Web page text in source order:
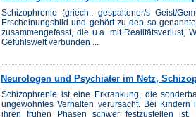
Schizophrenie (griech.: gespaltener/s Geist/
Erscheinungsbild und gehört zu den so
zusammengefasst, die u.a. mit Realitätsverlust,
Gefühlswelt verbunden ...
Neurologen und Psychiater im Netz,
Schizophrenie ist eine Erkrankung, die
ungewohntes Verhalten verursacht. Bei
ihren frühen Phasen schwer festzustellen